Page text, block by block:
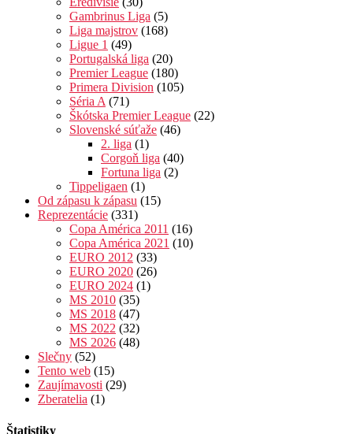
Gambrinus Liga (5)
Liga majstrov (168)
Ligue 1 (49)
Portugalská liga (20)
Premier League (180)
Primera Division (105)
Séria A (71)
Škótska Premier League (22)
Slovenské súťaže (46)
2. liga (1)
Corgoň liga (40)
Fortuna liga (2)
Tippeligaen (1)
Od zápasu k zápasu (15)
Reprezentácie (331)
Copa América 2011 (16)
Copa América 2021 (10)
EURO 2012 (33)
EURO 2020 (26)
EURO 2024 (1)
MS 2010 (35)
MS 2018 (47)
MS 2022 (32)
MS 2026 (48)
Slečny (52)
Tento web (15)
Zaujímavosti (29)
Zberatelia (1)
Štatistiky